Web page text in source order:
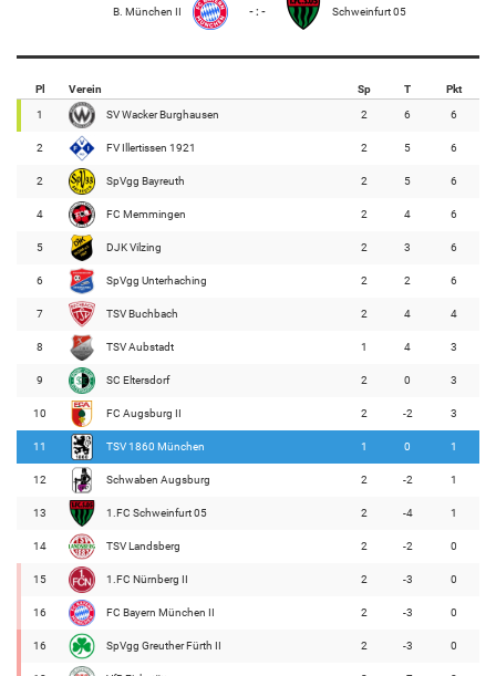
B. München II - : - Schweinfurt 05
Pl Verein Sp T Pkt
1 SV Wacker Burghausen 2 6 6
2 FV Illertissen 1921 2 5 6
2 SpVgg Bayreuth 2 5 6
4 FC Memmingen 2 4 6
5 DJK Vilzing 2 3 6
6 SpVgg Unterhaching 2 2 6
7 TSV Buchbach 2 4 4
8 TSV Aubstadt 1 4 3
9 SC Eltersdorf 2 0 3
10 FC Augsburg II 2 -2 3
11 TSV 1860 München 1 0 1
12 Schwaben Augsburg 2 -2 1
13 1.FC Schweinfurt 05 2 -4 1
14 TSV Landsberg 2 -2 0
15 1.FC Nürnberg II 2 -3 0
16 FC Bayern München II 2 -3 0
16 SpVgg Greuther Fürth II 2 -3 0